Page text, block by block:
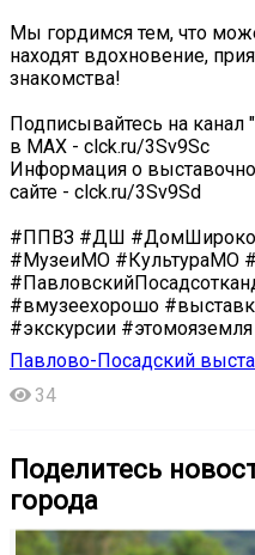
Мы гордимся тем, что
находят вдохновение,
знакомства!
Подписывайтесь на
в МАХ - clck.ru/3Sv9Sc
Информация о
сайте - clck.ru/3Sv9Sd
#ППВЗ #ДШ
#МузеиМО #КультураМО
#вмузеехорошо
#экскурсии #этомояземля
Павлово-Посадский
34
Поделитесь
города